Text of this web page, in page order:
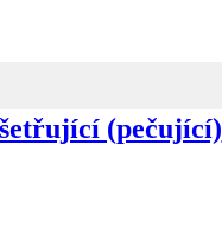
(pečující)